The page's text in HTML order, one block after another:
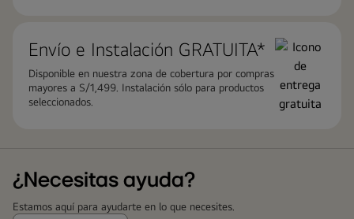
Envío e Instalación ​GRATUITA*
Disponible en nuestra zona de cobertura por compras
mayores a S/1,499. Instalación sólo para productos
seleccionados.
¿Necesitas ayuda?
Estamos aquí para ayudarte en lo que necesites.